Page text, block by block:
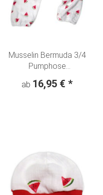
Musselin Bermuda 3/4
Pumphose
ab 16,95 € *